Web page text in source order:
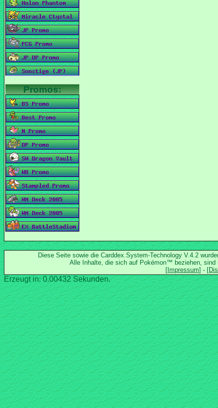
Diese Seite sowie die Carddex.System-Technology V.4.2
Alle Inhalte, die sich auf Pokémon™ beziehen, sind
Erzeugt in: 0.00432 Sekunden.